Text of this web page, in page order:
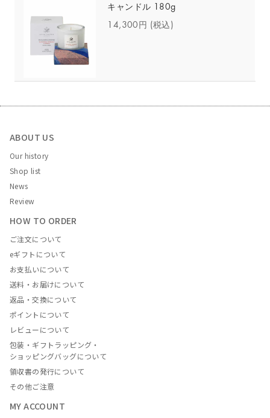
キャンドル 180g
14,300円 (税込)
ABOUT US
Our history
Shop list
News
Review
HOW TO ORDER
ご注文について
eギフトについて
お支払いについて
送料・お届けについて
返品・交換について
ポイントについて
レビューについて
包装・ギフトラッピング・
ショッピングバッグについて
領収書の発行について
その他ご注意
MY ACCOUNT